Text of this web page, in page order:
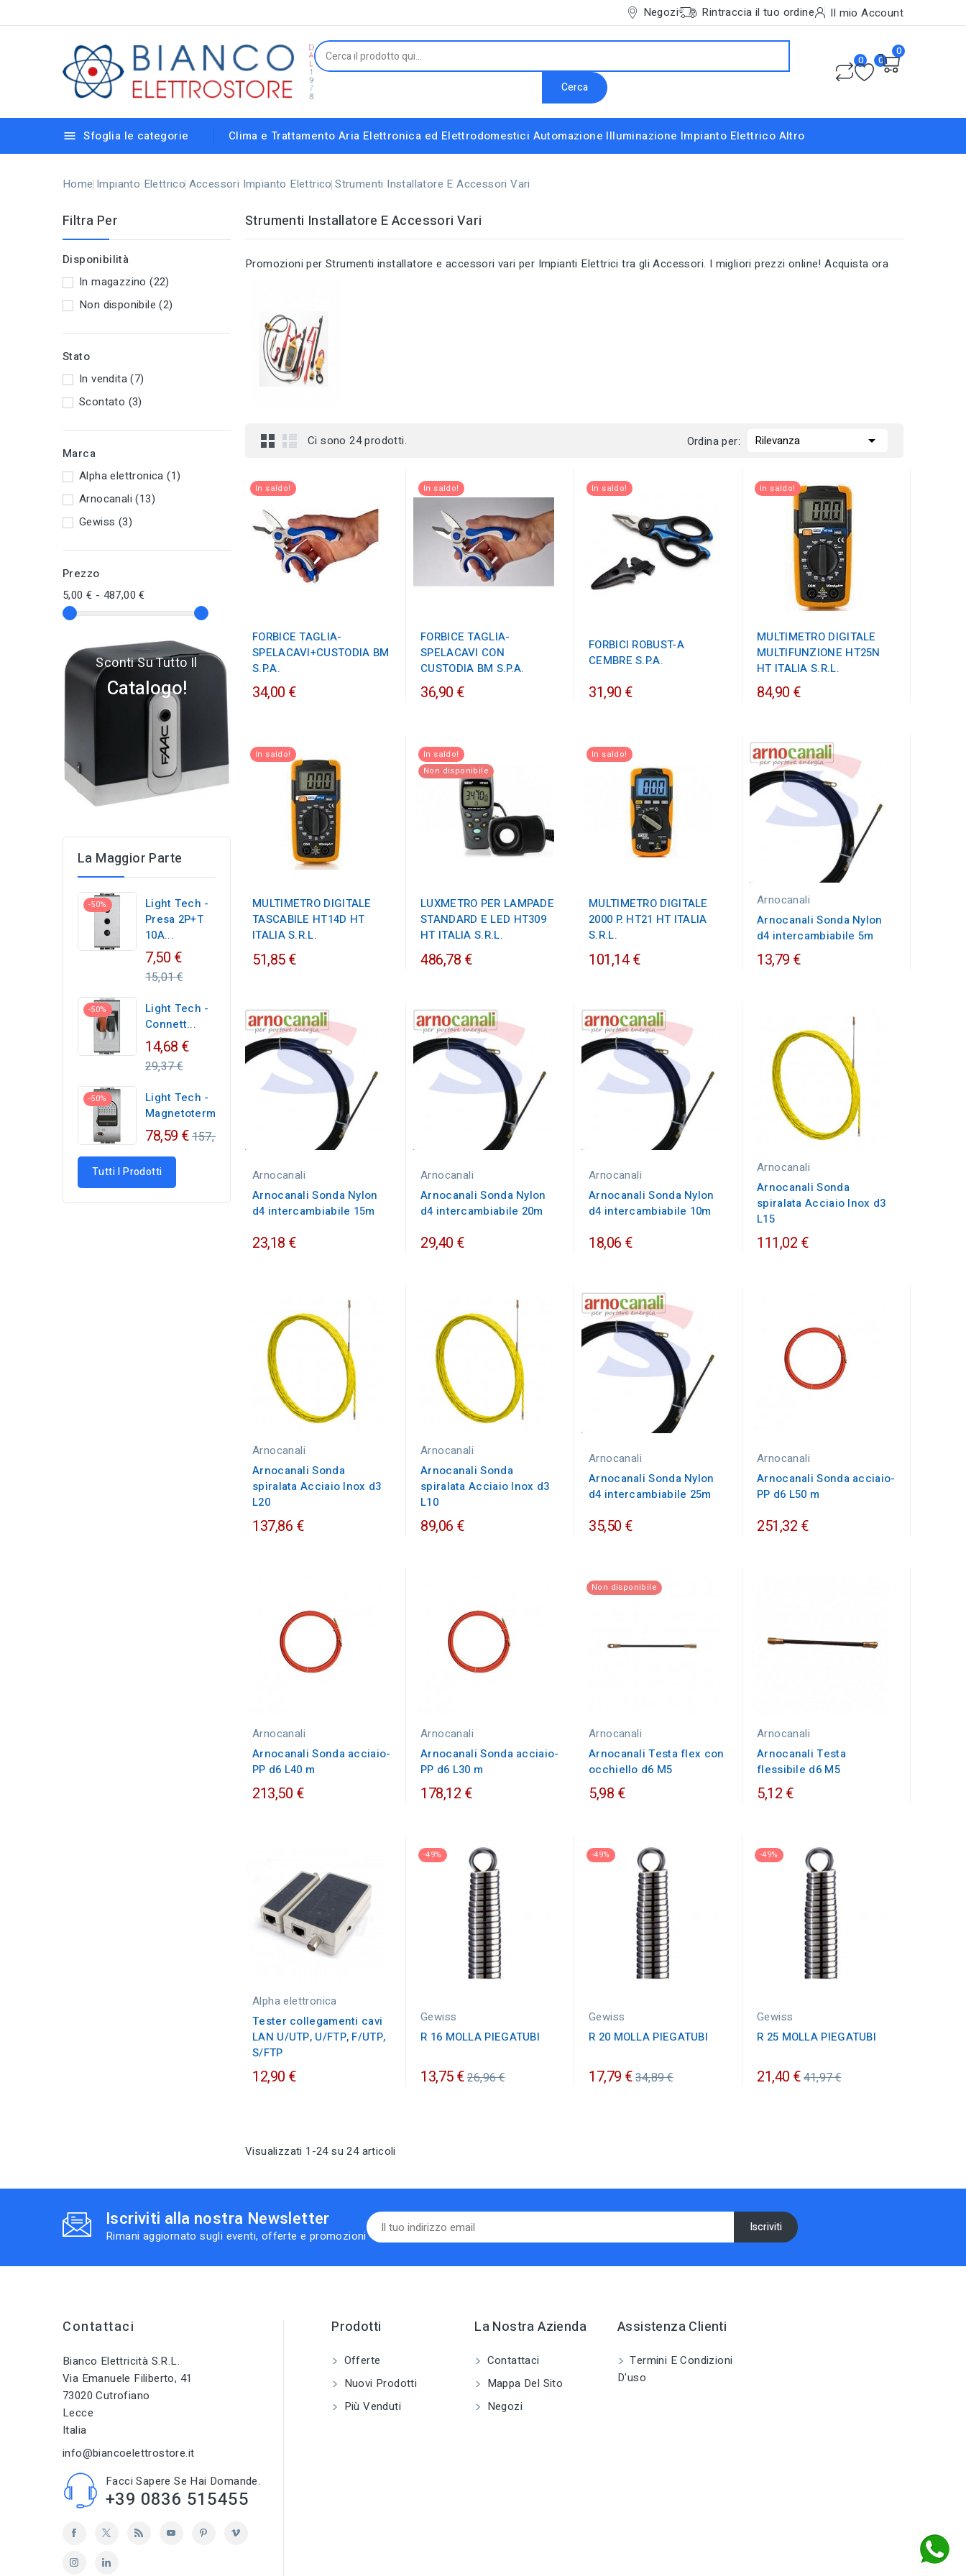
Negozi Rintraccia il tuo ordine Il mio Account
Cerca
0 0
0
 Sfoglia le categorie Clima e Trattamento Aria Elettronica ed Elettrodomestici Automazione Illuminazione Impianto Elettrico Altro
Home Impianto Elettrico Accessori Impianto Elettrico Strumenti Installatore E Accessori Vari
Filtra Per
Disponibilità
In magazzino(22)
Non disponibile(2)
Stato
In vendita(7)
Scontato (3)
Marca
Alpha elettronica(1)
Arnocanali(13)
Gewiss (3)
Prezzo
5,00 € - 487,00 €
Sconti Su Tutto Il
Catalogo!
La Maggior Parte
-50%
Light Tech -
Presa 2P+T
10A...
7,50 €Regular
price
15,01 €
-50%
Light Tech -
Connett...
14,68 €Regular
29,37 €
-50%
Light Tech -
Magnetotermico...
78,59 €Regular
157,17 €
Tutti I Prodotti
Strumenti Installatore E Accessori Vari
Promozioni per Strumenti installatore e accessori vari per Impianti Elettrici tra gli Accessori. I migliori prezzi online! Acquista ora
Ci sono 24 prodotti. Ordina per: Rilevanza 
In saldo!
FORBICE TAGLIA-
SPELACAVI+CUSTODIA BM
S.P.A.
34,00 €
In saldo!
FORBICE TAGLIA-
SPELACAVI CON
CUSTODIA BM S.P.A.
36,90 €
In saldo!
FORBICI ROBUST-A
CEMBRE S.P.A.
31,90 €
In saldo!
MULTIMETRO DIGITALE
MULTIFUNZIONE HT25N
HT ITALIA S.R.L.
84,90 €
In saldo!
MULTIMETRO DIGITALE
TASCABILE HT14D HT
ITALIA S.R.L.
51,85 €
In saldo!
Non disponibile
LUXMETRO PER LAMPADE
STANDARD E LED HT309
HT ITALIA S.R.L.
486,78 €
In saldo!
MULTIMETRO DIGITALE
2000 P. HT21 HT ITALIA
S.R.L.
101,14 €
Arnocanali
Arnocanali Sonda Nylon
d4 intercambiabile 5m
13,79 €
Arnocanali
Arnocanali Sonda Nylon
d4 intercambiabile 15m
23,18 €
Arnocanali
Arnocanali Sonda Nylon
d4 intercambiabile 20m
29,40 €
Arnocanali
Arnocanali Sonda Nylon
d4 intercambiabile 10m
18,06 €
Arnocanali
Arnocanali Sonda
spiralata Acciaio Inox d3
L15
111,02 €
Arnocanali
Arnocanali Sonda
spiralata Acciaio Inox d3
L20
137,86 €
Arnocanali
Arnocanali Sonda
spiralata Acciaio Inox d3
L10
89,06 €
Arnocanali
Arnocanali Sonda Nylon
d4 intercambiabile 25m
35,50 €
Arnocanali
Arnocanali Sonda acciaio-
PP d6 L50 m
251,32 €
Arnocanali
Arnocanali Sonda acciaio-
PP d6 L40 m
213,50 €
Arnocanali
Arnocanali Sonda acciaio-
PP d6 L30 m
178,12 €
Non disponibile
Arnocanali
Arnocanali Testa flex con
occhiello d6 M5
5,98 €
Arnocanali
Arnocanali Testa
flessibile d6 M5
5,12 €
Alpha elettronica
Tester collegamenti cavi
LAN U/UTP, U/FTP, F/UTP,
S/FTP
12,90 €
-49%
Gewiss
R 16 MOLLA PIEGATUBI
13,75 €Prezzo
26,96 €
-49%
Gewiss
R 20 MOLLA PIEGATUBI
17,79 €Prezzo
34,89 €
-49%
Gewiss
R 25 MOLLA PIEGATUBI
21,40 €Prezzo
41,97 €
Visualizzati 1-24 su 24 articoli
Iscriviti alla nostra Newsletter
Rimani aggiornato sugli eventi, offerte e promozioni
Contattaci
Bianco Elettricità S.r.l.
Via Emanuele Filiberto, 41
73020 Cutrofiano
Lecce
Italia
info@biancoelettrostore.it
Facci Sapere Se Hai Domande.
+39 0836 515455
Prodotti
Offerte
Nuovi Prodotti
Più Venduti
La Nostra Azienda
Contattaci
Mappa Del Sito
Negozi
Assistenza Clienti
Termini E Condizioni
D'uso